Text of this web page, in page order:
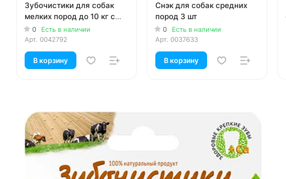
Зубочистики для собак
мелких пород до 10 кг с
курицей 36 гр
0
Есть в наличии
Арт. 0042792
В корзину
Снэк для собак средних
пород 3 шт
0
Есть в наличии
Арт. 0037633
В корзину